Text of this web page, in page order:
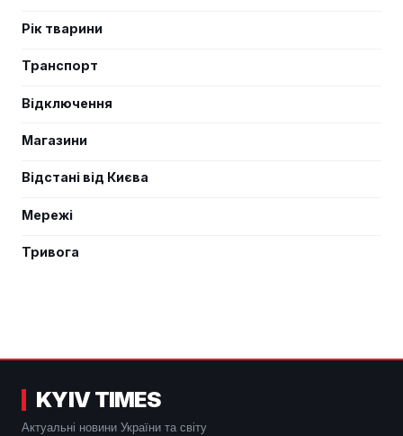
Рік тварини
Транспорт
Відключення
Магазини
Відстані від Києва
Мережі
Тривога
KYIV TIMES
Актуальні новини України та світу